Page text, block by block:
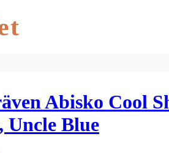
Abisko Cool
Uncle Blue